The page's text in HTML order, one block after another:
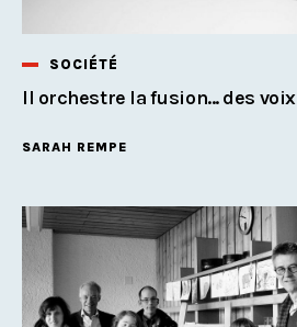
SOCIÉTÉ
Il orchestre la fusion... des voix
SARAH REMPE